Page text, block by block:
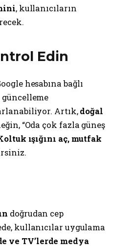
, kullanıcıların
Edin
hesabına bağlı
Artık,doğal
“Oda çok fazla güneş
ışığını aç, mutfak
doğrudan cep
kullanıcılar uygulama
ve TV’lerde medya